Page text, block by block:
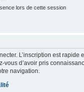
lors de cette session
L’inscription est
vous d’avoir pris
navigation.